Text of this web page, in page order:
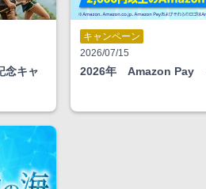
念キャ
キャンペーン
2026/07/15
2026年 Amazon Pay